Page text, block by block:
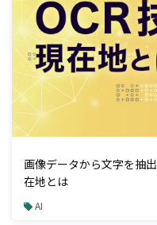
画像データから文字を抽
在地とは
AI